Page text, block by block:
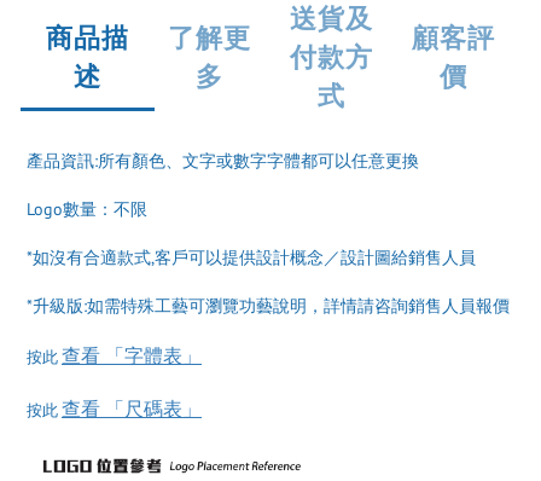
商品描
述
了解更
多
送貨及
付款方
式
顧客評
價
產品資訊:所有顏色、文字或數字字體都可以任意更換
Logo數量：不限
*如沒有合適款式,客戶可以提供設計概念／設計圖給銷售人員
*升級版:如需特殊工藝可瀏覽功藝說明，詳情請咨詢銷售人員報價
按此查看 「字體表」
按此查看 「尺碼表」